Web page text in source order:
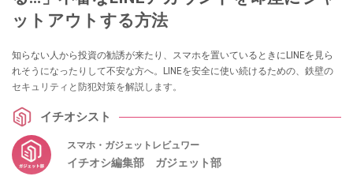
ットアウトする方法
知らない人から投資の勧誘が来たり、スマホを置いているときにLINEを見ら
れそうになったりして不安な方へ。LINEを安全に使い続けるための、鉄壁の
セキュリティと防犯対策を解説します。
イチオシスト
スマホ・ガジェットレビュワー
イチオシ編集部 ガジェット部